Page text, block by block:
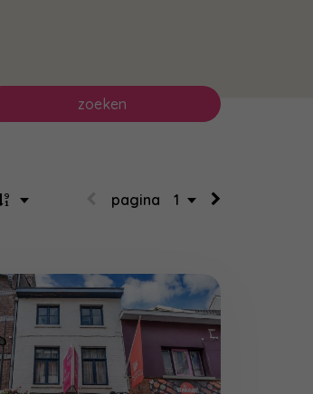
zoeken
pagina 1